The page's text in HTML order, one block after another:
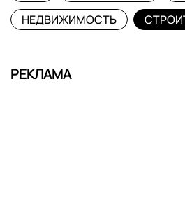
НЕДВИЖИМОСТЬ
РЕКЛАМА